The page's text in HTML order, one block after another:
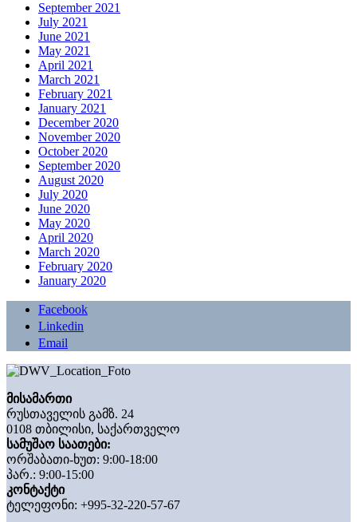
September 2021
July 2021
June 2021
May 2021
April 2021
March 2021
February 2021
January 2021
December 2020
November 2020
October 2020
September 2020
August 2020
July 2020
June 2020
May 2020
April 2020
March 2020
February 2020
January 2020
Facebook
Linkedin
Email
მისამართი
რუსთაველის გამზ. 24
0108 თბილისი, საქართველო
სამუშაო საათები:
ორშაბათი-ხუთ: 9:00-18:00
პარ.: 9:00-15:00
კონტაქტი
ტელეფონი: +995-32-220-57-67